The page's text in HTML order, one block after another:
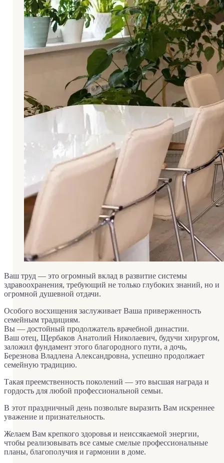
Ваш труд — это огромный вклад в развитие системы
здравоохранения, требующий не только глубоких знаний, но и
огромной душевной отдачи.
Особого восхищения заслуживает Ваша приверженность
семейным традициям.
Вы — достойный продолжатель врачебной династии.
Ваш отец, Щербаков Анатолий Николаевич, будучи хирургом,
заложил фундамент этого благородного пути, а дочь,
Березнова Владлена Александровна, успешно продолжает
семейную традицию.
Такая преемственность поколений — это высшая награда и
гордость для любой профессиональной семьи.
В этот праздничный день позвольте выразить Вам искреннее
уважение и признательность.
Желаем Вам крепкого здоровья и неиссякаемой энергии,
чтобы реализовывать все самые смелые профессиональные
планы, благополучия и гармонии в доме.